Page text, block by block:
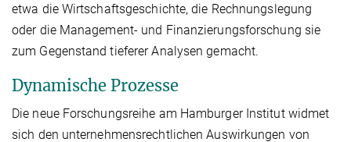
etwa die Wirtschaftsgeschichte, die Rechnungslegung
oder die Management- und Finanzierungsforschung sie
zum Gegenstand tieferer Analysen gemacht.
Dynamische Prozesse
Die neue Forschungsreihe am Hamburger Institut widmet
sich den unternehmensrechtlichen Auswirkungen von